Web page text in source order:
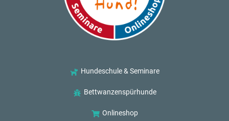
Hundeschule & Seminare
Bettwanzenspürhunde
Onlineshop